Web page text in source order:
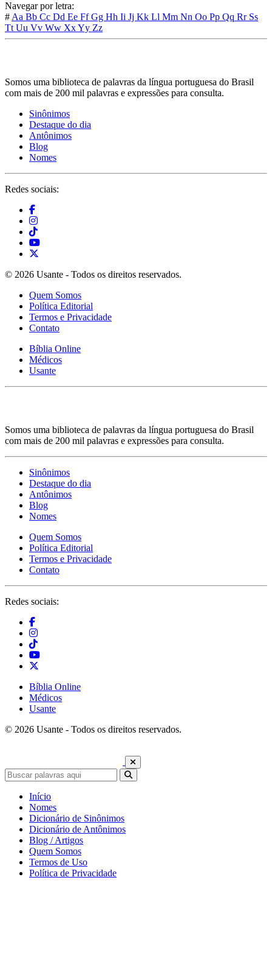
Navegar por letra:
# Aa Bb Cc Dd Ee FfGg Hh Ii Jj Kk Ll Mm Nn Oo Pp Qq Rr Ss
Tt Uu Vv Ww XxYy Zz
Somos uma biblioteca de palavras da língua portuguesa do Brasil
com mais de 200 mil palavras e expressões para consulta.
Sinônimos
Destaque do dia
Antônimos
Blog
Nomes
Redes sociais:
© 2026 Usante - Todos os direitos reservados.
Quem Somos
Política Editorial
Termos e Privacidade
Contato
Bíblia Online
Médicos
Usante
Somos uma biblioteca de palavras da língua portuguesa do Brasil
com mais de 200 mil palavras e expressões para consulta.
Sinônimos
Destaque do dia
Antônimos
Blog
Nomes
Quem Somos
Política Editorial
Termos e Privacidade
Contato
Redes sociais:
Bíblia Online
Médicos
Usante
© 2026 Usante - Todos os direitos reservados.
Início
Nomes
Dicionário de Sinônimos
Dicionário de Antônimos
Blog / Artigos
Quem Somos
Termos de Uso
Política de Privacidade